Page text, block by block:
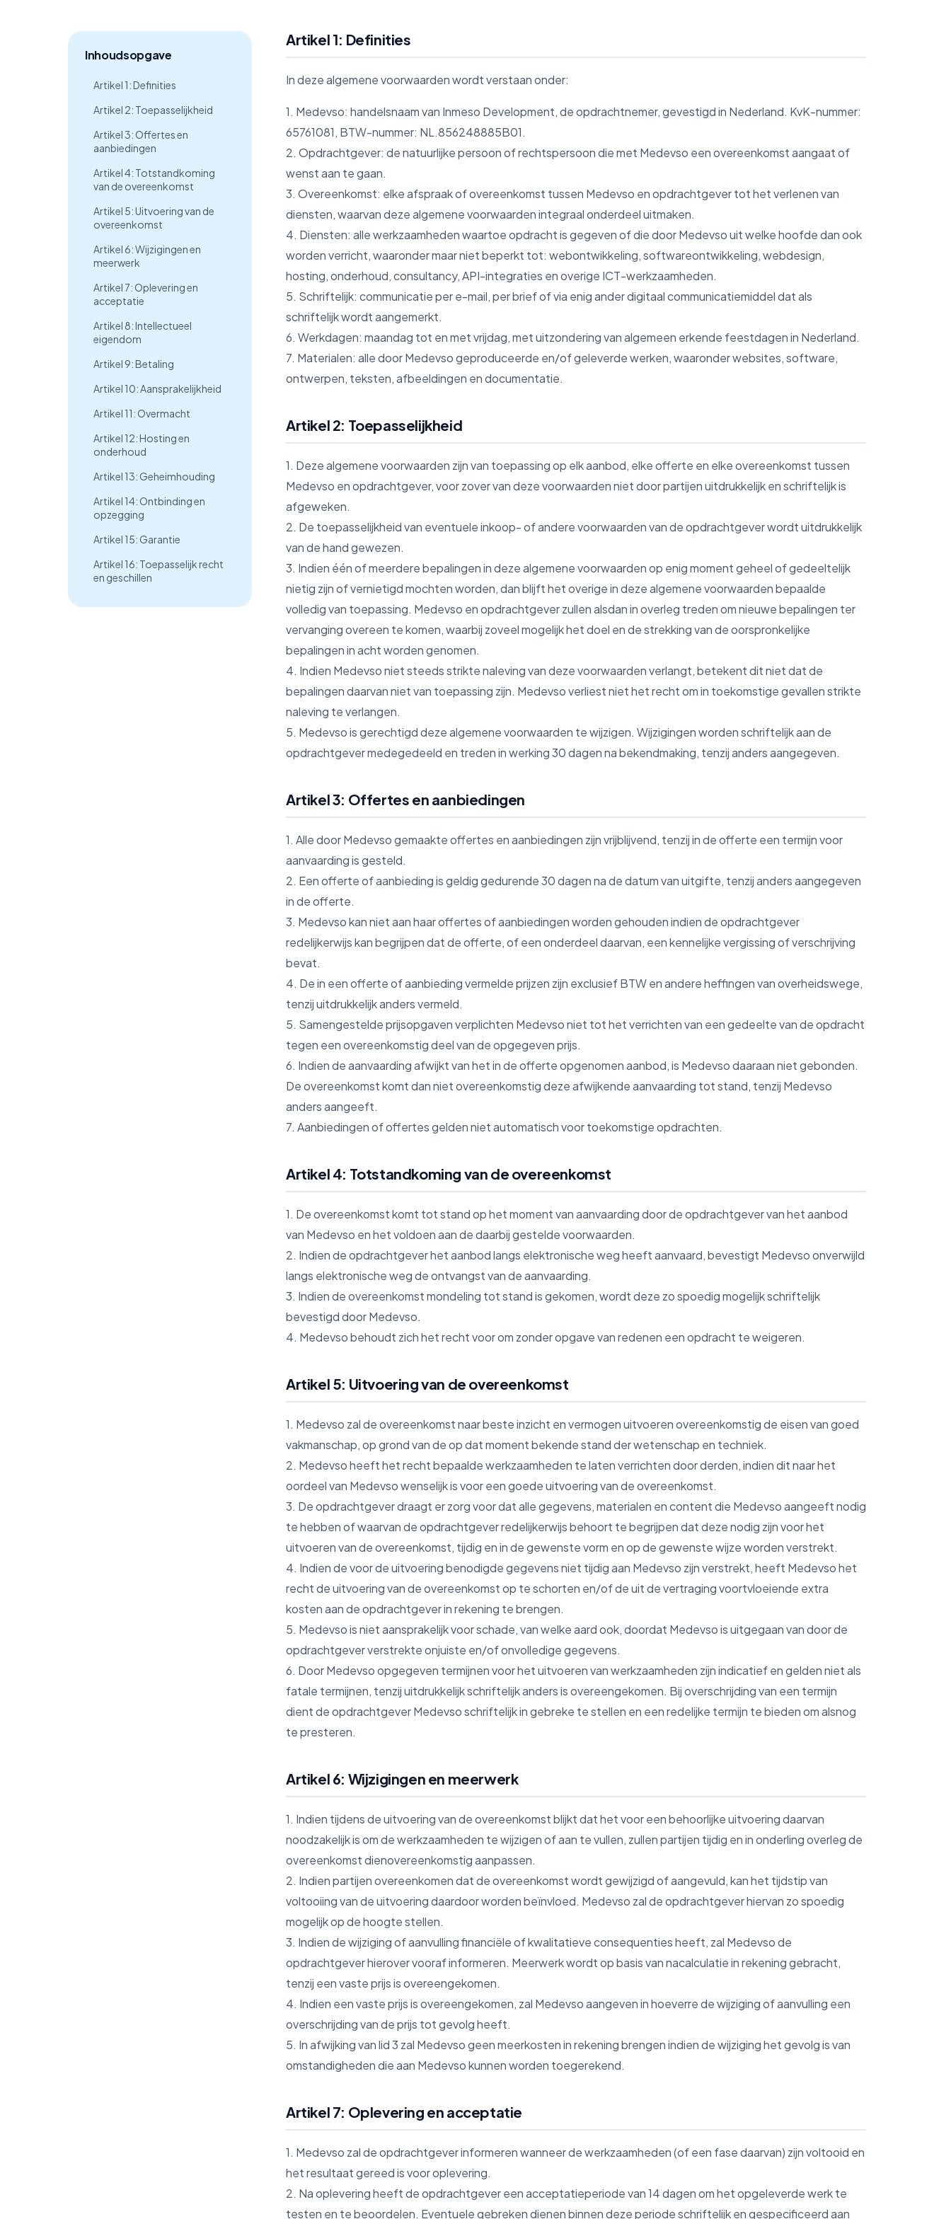
Inhoudsopgave
Artikel 1: Definities
Artikel 2: Toepasselijkheid
Artikel 3: Offertes en
aanbiedingen
Artikel 4: Totstandkoming
van de overeenkomst
Artikel 5: Uitvoering van de
overeenkomst
Artikel 6: Wijzigingen en
meerwerk
Artikel 7: Oplevering en
acceptatie
Artikel 8: Intellectueel
eigendom
Artikel 9: Betaling
Artikel 10: Aansprakelijkheid
Artikel 11: Overmacht
Artikel 12: Hosting en
onderhoud
Artikel 13: Geheimhouding
Artikel 14: Ontbinding en
opzegging
Artikel 15: Garantie
Artikel 16: Toepasselijk recht
en geschillen
Artikel 1: Definities
In deze algemene voorwaarden wordt verstaan onder:
1. Medevso: handelsnaam van Inmeso Development, de opdrachtnemer, gevestigd in Nederland. KvK-nummer:
65761081, BTW-nummer: NL.856248885B01.
2. Opdrachtgever: de natuurlijke persoon of rechtspersoon die met Medevso een overeenkomst aangaat of
wenst aan te gaan.
3. Overeenkomst: elke afspraak of overeenkomst tussen Medevso en opdrachtgever tot het verlenen van
diensten, waarvan deze algemene voorwaarden integraal onderdeel uitmaken.
4. Diensten: alle werkzaamheden waartoe opdracht is gegeven of die door Medevso uit welke hoofde dan ook
worden verricht, waaronder maar niet beperkt tot: webontwikkeling, softwareontwikkeling, webdesign,
hosting, onderhoud, consultancy, API-integraties en overige ICT-werkzaamheden.
5. Schriftelijk: communicatie per e-mail, per brief of via enig ander digitaal communicatiemiddel dat als
schriftelijk wordt aangemerkt.
6. Werkdagen: maandag tot en met vrijdag, met uitzondering van algemeen erkende feestdagen in Nederland.
7. Materialen: alle door Medevso geproduceerde en/of geleverde werken, waaronder websites, software,
ontwerpen, teksten, afbeeldingen en documentatie.
Artikel 2: Toepasselijkheid
1. Deze algemene voorwaarden zijn van toepassing op elk aanbod, elke offerte en elke overeenkomst tussen
Medevso en opdrachtgever, voor zover van deze voorwaarden niet door partijen uitdrukkelijk en schriftelijk is
afgeweken.
2. De toepasselijkheid van eventuele inkoop- of andere voorwaarden van de opdrachtgever wordt uitdrukkelijk
van de hand gewezen.
3. Indien één of meerdere bepalingen in deze algemene voorwaarden op enig moment geheel of gedeeltelijk
nietig zijn of vernietigd mochten worden, dan blijft het overige in deze algemene voorwaarden bepaalde
volledig van toepassing. Medevso en opdrachtgever zullen alsdan in overleg treden om nieuwe bepalingen ter
vervanging overeen te komen, waarbij zoveel mogelijk het doel en de strekking van de oorspronkelijke
bepalingen in acht worden genomen.
4. Indien Medevso niet steeds strikte naleving van deze voorwaarden verlangt, betekent dit niet dat de
bepalingen daarvan niet van toepassing zijn. Medevso verliest niet het recht om in toekomstige gevallen strikte
naleving te verlangen.
5. Medevso is gerechtigd deze algemene voorwaarden te wijzigen. Wijzigingen worden schriftelijk aan de
opdrachtgever medegedeeld en treden in werking 30 dagen na bekendmaking, tenzij anders aangegeven.
Artikel 3: Offertes en aanbiedingen
1. Alle door Medevso gemaakte offertes en aanbiedingen zijn vrijblijvend, tenzij in de offerte een termijn voor
aanvaarding is gesteld.
2. Een offerte of aanbieding is geldig gedurende 30 dagen na de datum van uitgifte, tenzij anders aangegeven
in de offerte.
3. Medevso kan niet aan haar offertes of aanbiedingen worden gehouden indien de opdrachtgever
redelijkerwijs kan begrijpen dat de offerte, of een onderdeel daarvan, een kennelijke vergissing of verschrijving
bevat.
4. De in een offerte of aanbieding vermelde prijzen zijn exclusief BTW en andere heffingen van overheidswege,
tenzij uitdrukkelijk anders vermeld.
5. Samengestelde prijsopgaven verplichten Medevso niet tot het verrichten van een gedeelte van de opdracht
tegen een overeenkomstig deel van de opgegeven prijs.
6. Indien de aanvaarding afwijkt van het in de offerte opgenomen aanbod, is Medevso daaraan niet gebonden.
De overeenkomst komt dan niet overeenkomstig deze afwijkende aanvaarding tot stand, tenzij Medevso
anders aangeeft.
7. Aanbiedingen of offertes gelden niet automatisch voor toekomstige opdrachten.
Artikel 4: Totstandkoming van de overeenkomst
1. De overeenkomst komt tot stand op het moment van aanvaarding door de opdrachtgever van het aanbod
van Medevso en het voldoen aan de daarbij gestelde voorwaarden.
2. Indien de opdrachtgever het aanbod langs elektronische weg heeft aanvaard, bevestigt Medevso onverwijld
langs elektronische weg de ontvangst van de aanvaarding.
3. Indien de overeenkomst mondeling tot stand is gekomen, wordt deze zo spoedig mogelijk schriftelijk
bevestigd door Medevso.
4. Medevso behoudt zich het recht voor om zonder opgave van redenen een opdracht te weigeren.
Artikel 5: Uitvoering van de overeenkomst
1. Medevso zal de overeenkomst naar beste inzicht en vermogen uitvoeren overeenkomstig de eisen van goed
vakmanschap, op grond van de op dat moment bekende stand der wetenschap en techniek.
2. Medevso heeft het recht bepaalde werkzaamheden te laten verrichten door derden, indien dit naar het
oordeel van Medevso wenselijk is voor een goede uitvoering van de overeenkomst.
3. De opdrachtgever draagt er zorg voor dat alle gegevens, materialen en content die Medevso aangeeft nodig
te hebben of waarvan de opdrachtgever redelijkerwijs behoort te begrijpen dat deze nodig zijn voor het
uitvoeren van de overeenkomst, tijdig en in de gewenste vorm en op de gewenste wijze worden verstrekt.
4. Indien de voor de uitvoering benodigde gegevens niet tijdig aan Medevso zijn verstrekt, heeft Medevso het
recht de uitvoering van de overeenkomst op te schorten en/of de uit de vertraging voortvloeiende extra
kosten aan de opdrachtgever in rekening te brengen.
5. Medevso is niet aansprakelijk voor schade, van welke aard ook, doordat Medevso is uitgegaan van door de
opdrachtgever verstrekte onjuiste en/of onvolledige gegevens.
6. Door Medevso opgegeven termijnen voor het uitvoeren van werkzaamheden zijn indicatief en gelden niet als
fatale termijnen, tenzij uitdrukkelijk schriftelijk anders is overeengekomen. Bij overschrijding van een termijn
dient de opdrachtgever Medevso schriftelijk in gebreke te stellen en een redelijke termijn te bieden om alsnog
te presteren.
Artikel 6: Wijzigingen en meerwerk
1. Indien tijdens de uitvoering van de overeenkomst blijkt dat het voor een behoorlijke uitvoering daarvan
noodzakelijk is om de werkzaamheden te wijzigen of aan te vullen, zullen partijen tijdig en in onderling overleg de
overeenkomst dienovereenkomstig aanpassen.
2. Indien partijen overeenkomen dat de overeenkomst wordt gewijzigd of aangevuld, kan het tijdstip van
voltooiing van de uitvoering daardoor worden beïnvloed. Medevso zal de opdrachtgever hiervan zo spoedig
mogelijk op de hoogte stellen.
3. Indien de wijziging of aanvulling financiële of kwalitatieve consequenties heeft, zal Medevso de
opdrachtgever hierover vooraf informeren. Meerwerk wordt op basis van nacalculatie in rekening gebracht,
tenzij een vaste prijs is overeengekomen.
4. Indien een vaste prijs is overeengekomen, zal Medevso aangeven in hoeverre de wijziging of aanvulling een
overschrijding van de prijs tot gevolg heeft.
5. In afwijking van lid 3 zal Medevso geen meerkosten in rekening brengen indien de wijziging het gevolg is van
omstandigheden die aan Medevso kunnen worden toegerekend.
Artikel 7: Oplevering en acceptatie
1. Medevso zal de opdrachtgever informeren wanneer de werkzaamheden (of een fase daarvan) zijn voltooid en
het resultaat gereed is voor oplevering.
2. Na oplevering heeft de opdrachtgever een acceptatieperiode van 14 dagen om het opgeleverde werk te
testen en te beoordelen. Eventuele gebreken dienen binnen deze periode schriftelijk en gespecificeerd aan